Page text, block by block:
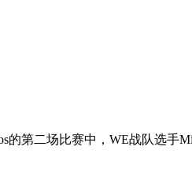
第二场比赛中，WE战队选手